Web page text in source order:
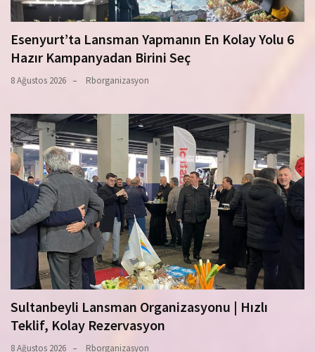
Esenyurt’ta Lansman Yapmanın En Kolay Yolu 6
Hazır Kampanyadan Birini Seç
8 Ağustos 2026 Rborganizasyon
Sultanbeyli Lansman Organizasyonu | Hızlı
Teklif, Kolay Rezervasyon
8 Ağustos 2026 Rborganizasyon